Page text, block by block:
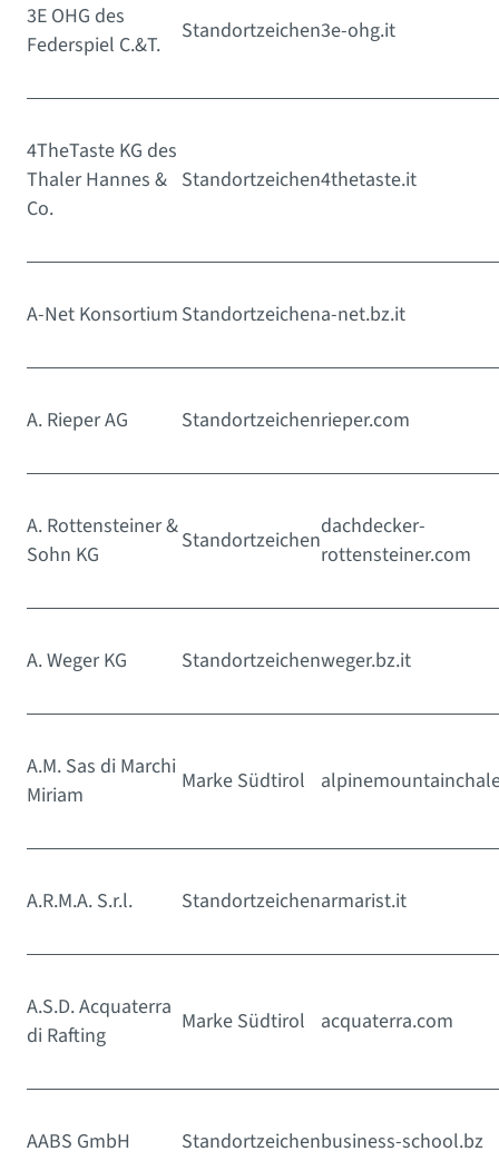
3E OHG des
Federspiel C.&T.
Standortzeichen3e-ohg.it
4TheTaste KG des
Thaler Hannes &
Co.
Standortzeichen4thetaste.it
A-Net Konsortium Standortzeichena-net.bz.it
A. Rieper AG Standortzeichenrieper.com
A. Rottensteiner &
Sohn KG
Standortzeichen
dachdecker-
rottensteiner.com
A. Weger KG Standortzeichenweger.bz.it
A.M. Sas di Marchi
Miriam
Marke Südtirol
A.R.M.A. S.r.l. Standortzeichenarmarist.it
A.S.D. Acquaterra
di Rafting
Marke Südtirol acquaterra.com
AABS GmbH Standortzeichenbusiness-school.bz